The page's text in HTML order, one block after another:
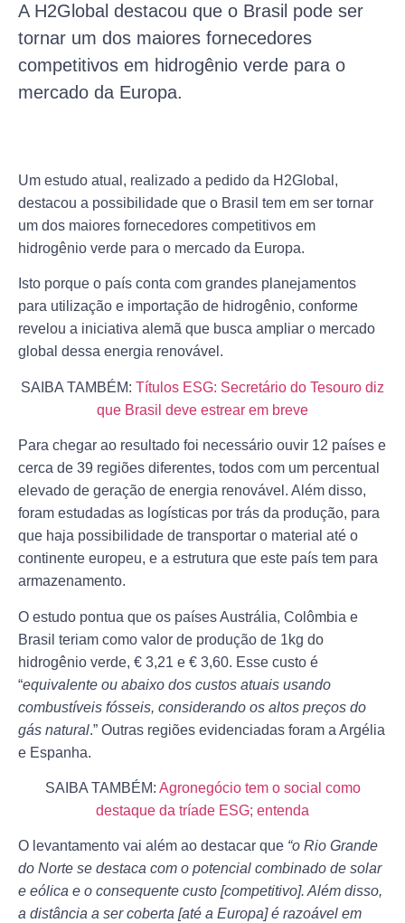
A H2Global destacou que o Brasil pode ser
tornar um dos maiores fornecedores
competitivos em hidrogênio verde para o
mercado da Europa.
Um estudo atual, realizado a pedido da H2Global,
destacou a possibilidade que o Brasil tem em ser tornar
um dos maiores fornecedores competitivos em
hidrogênio verde para o mercado da Europa.
Isto porque o país conta com grandes planejamentos
para utilização e importação de hidrogênio, conforme
revelou a iniciativa alemã que busca ampliar o mercado
global dessa energia renovável.
SAIBA TAMBÉM: Títulos ESG: Secretário do Tesouro diz
que Brasil deve estrear em breve
Para chegar ao resultado foi necessário ouvir 12 países e
cerca de 39 regiões diferentes, todos com um percentual
elevado de geração de energia renovável. Além disso,
foram estudadas as logísticas por trás da produção, para
que haja possibilidade de transportar o material até o
continente europeu, e a estrutura que este país tem para
armazenamento.
O estudo pontua que os países Austrália, Colômbia e
Brasil teriam como valor de produção de 1kg do
hidrogênio verde, € 3,21 e € 3,60. Esse custo é
“equivalente ou abaixo dos custos atuais usando
combustíveis fósseis, considerando os altos preços do
gás natural.” Outras regiões evidenciadas foram a Argélia
e Espanha.
SAIBA TAMBÉM: Agronegócio tem o social como
destaque da tríade ESG; entenda
O levantamento vai além ao destacar que “o Rio Grande
do Norte se destaca com o potencial combinado de solar
e eólica e o consequente custo [competitivo]. Além disso,
a distância a ser coberta [até a Europa] é razoável em